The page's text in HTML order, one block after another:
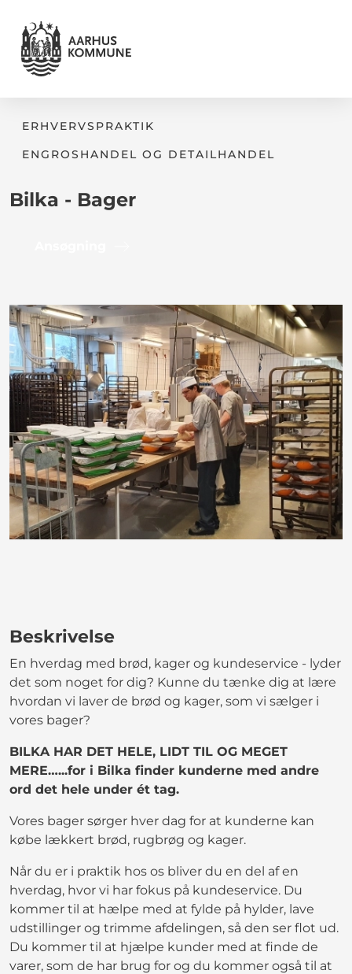
ERHVERVSPRAKTIK
ENGROSHANDEL OG DETAILHANDEL
Bilka - Bager
Beskrivelse
En hverdag med brød, kager og kundeservice - lyder
det som noget for dig? Kunne du tænke dig at lære
hvordan vi laver de brød og kager, som vi sælger i
vores bager?
BILKA HAR DET HELE, LIDT TIL OG MEGET
MERE…...for i Bilka finder kunderne med andre
ord det hele under ét tag.
Vores bager sørger hver dag for at kunderne kan
købe lækkert brød, rugbrøg og kager.
Når du er i praktik hos os bliver du en del af en
hverdag, hvor vi har fokus på kundeservice. Du
kommer til at hælpe med at fylde på hylder, lave
udstillinger og trimme afdelingen, så den ser flot ud.
Du kommer til at hjælpe kunder med at finde de
varer, som de har brug for og du kommer også til at